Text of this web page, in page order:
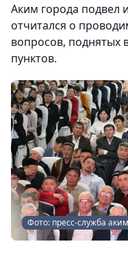
Аким города подвел
отчитался о
вопросов, поднятых
пунктов.
Фото: пресс-служба